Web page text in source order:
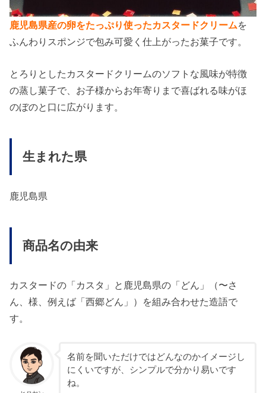
鹿児島県産の卵をたっぷり使ったカスタードクリームを
ふんわりスポンジで包み可愛く仕上がったお菓子です。
とろりとしたカスタードクリームのソフトな風味が特徴
の蒸し菓子で、お子様からお年寄りまで喜ばれる味がほ
のぼのと口に広がります。
生まれた県
鹿児島県
商品名の由来
カスタードの「カスタ」と鹿児島県の「どん」（〜さ
ん、様、例えば「西郷どん」）を組み合わせた造語で
す。
名前を聞いただけではどんなのかイメージし
にくいですが、シンプルで分かり易いです
ね。